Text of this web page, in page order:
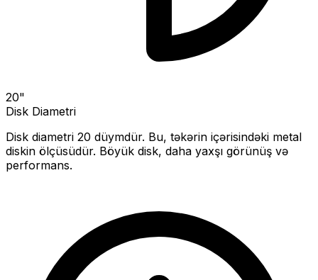
20"
Disk Diametri
Disk diametri 20 düymdür. Bu, təkərin içərisindəki metal
diskin ölçüsüdür. Böyük disk, daha yaxşı görünüş və
performans.